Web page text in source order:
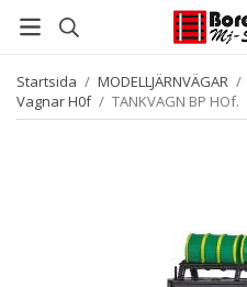
Startsida / MODELLJÄRNVÄGAR /
Vagnar H0f / TANKVAGN BP HOf.